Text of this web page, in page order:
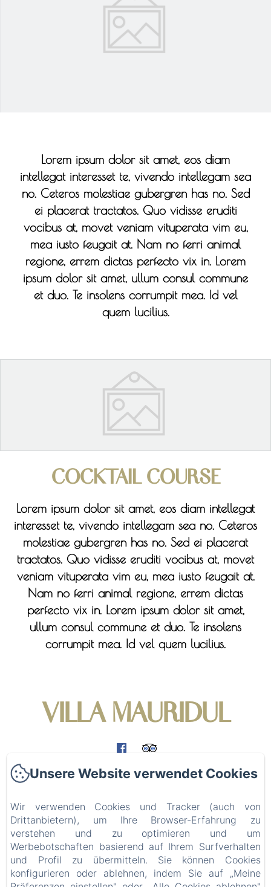
Lorem ipsum dolor sit amet, eos diam
intellegat interesset te, vivendo intellegam sea
no. Ceteros molestiae gubergren has no. Sed
ei placerat tractatos. Quo vidisse eruditi
vocibus at, movet veniam vituperata vim eu,
mea iusto feugait at. Nam no ferri animal
regione, errem dictas perfecto vix in. Lorem
ipsum dolor sit amet, ullum consul commune
et duo. Te insolens corrumpit mea. Id vel
quem lucilius.
COCKTAIL COURSE
Lorem ipsum dolor sit amet, eos diam intellegat
interesset te, vivendo intellegam sea no. Ceteros
molestiae gubergren has no. Sed ei placerat
tractatos. Quo vidisse eruditi vocibus at, movet
veniam vituperata vim eu, mea iusto feugait at.
Nam no ferri animal regione, errem dictas
perfecto vix in. Lorem ipsum dolor sit amet,
ullum consul commune et duo. Te insolens
corrumpit mea. Id vel quem lucilius.
VILLA MAURIDUL
Baie du Tombeau - Ile Maurice - +230 52517667 -
willkommen
Die Ferienvilla le Mauridul
Die Ferienwohnung Bi-Dul
Besuchen Sie Mauritius
Unsere Website verwendet Cookies
Wir verwenden Cookies und Tracker (auch von
Drittanbietern), um Ihre Browser-Erfahrung zu
verstehen und zu optimieren und um
Werbebotschaften basierend auf Ihrem Surfverhalten
und Profil zu übermitteln. Sie können Cookies
konfigurieren oder ablehnen, indem Sie auf „Meine